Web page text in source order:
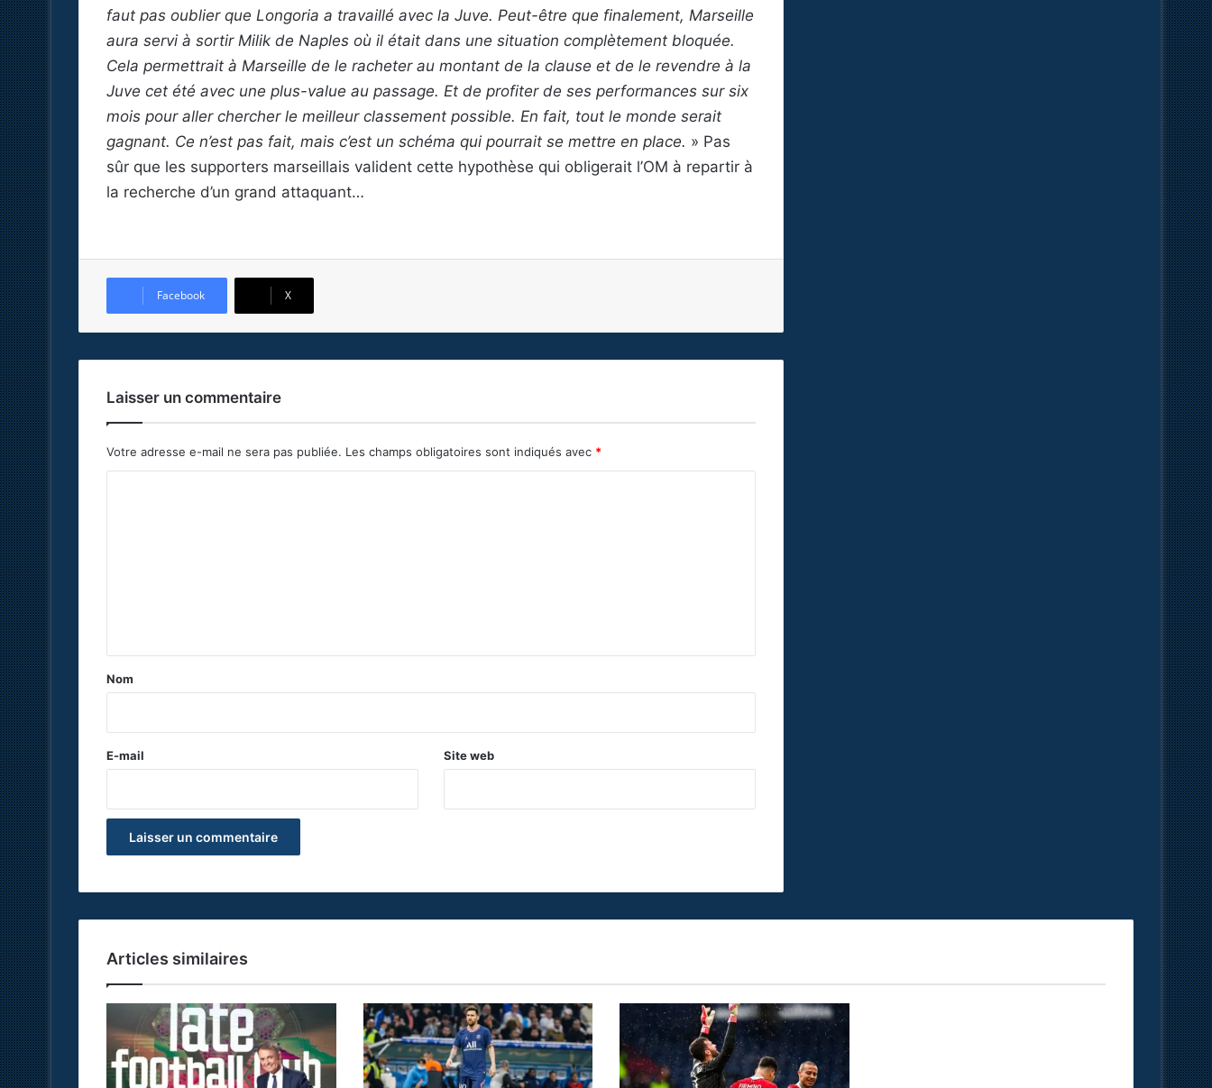
faut pas oublier que Longoria a travaillé avec la Juve. Peut-être que finalement, Marseille
aura servi à sortir Milik de Naples où il était dans une situation complètement bloquée.
Cela permettrait à Marseille de le racheter au montant de la clause et de le revendre à la
Juve cet été avec une plus-value au passage. Et de profiter de ses performances sur six
mois pour aller chercher le meilleur classement possible. En fait, tout le monde serait
gagnant. Ce n’est pas fait, mais c’est un schéma qui pourrait se mettre en place. » Pas
sûr que les supporters marseillais valident cette hypothèse qui obligerait l’OM à repartir à
la recherche d’un grand attaquant…
Facebook X
Laisser un commentaire
Votre adresse e-mail ne sera pas publiée. Les champs obligatoires sont indiqués avec *
a
e
Nom
E-mail Site web
Articles similaires